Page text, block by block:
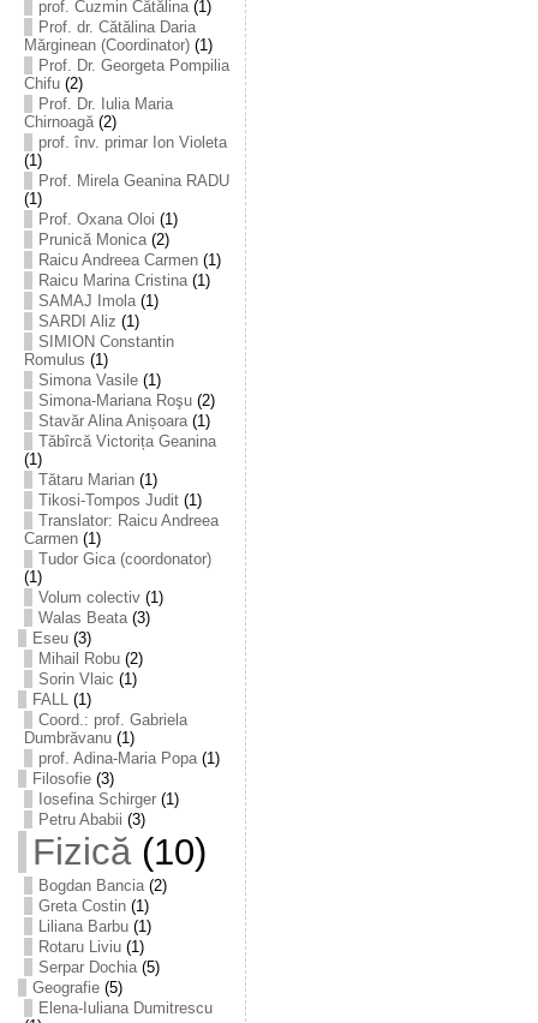
prof. Cuzmin Cătălina(1)
Prof. dr. Cătălina Daria
Mărginean (Coordinator)(1)
Prof. Dr. Georgeta Pompilia
Chifu(2)
Prof. Dr. Iulia Maria
Chirnoagă(2)
prof. înv. primar Ion Violeta
(1)
Prof. Mirela Geanina RADU
(1)
Prof. Oxana Oloi (1)
Prunică Monica(2)
Raicu Andreea Carmen(1)
Raicu Marina Cristina(1)
SAMAJ Imola(1)
SARDI Aliz (1)
SIMION Constantin
Romulus (1)
Simona Vasile(1)
Simona-Mariana Roşu(2)
Stavăr Alina Anișoara(1)
Tăbîrcă Victorița Geanina
(1)
Tătaru Marian(1)
Tikosi-Tompos Judit(1)
Translator: Raicu Andreea
Carmen(1)
Tudor Gica (coordonator)
(1)
Volum colectiv(1)
Walas Beata(3)
Eseu(3)
Mihail Robu(2)
Sorin Vlaic (1)
FALL(1)
Coord.: prof. Gabriela
Dumbrăvanu(1)
prof. Adina-Maria Popa(1)
Filosofie(3)
Iosefina Schirger(1)
Petru Ababii (3)
Fizică(10)
Bogdan Bancia(2)
Greta Costin(1)
Liliana Barbu(1)
Rotaru Liviu(1)
Serpar Dochia(5)
Geografie(5)
Elena-Iuliana Dumitrescu